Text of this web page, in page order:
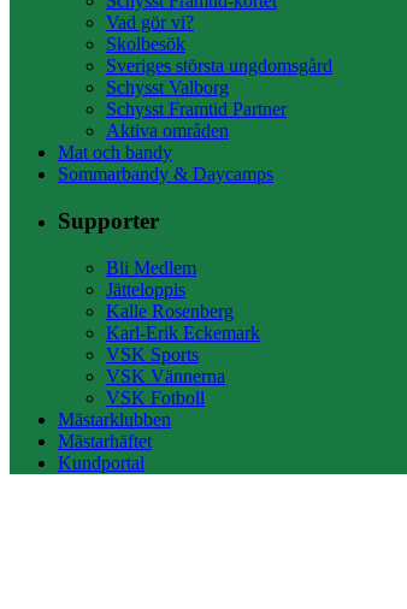
Vad gör vi?
Skolbesök
Sveriges största ungdomsgård
Schysst Valborg
Schysst Framtid Partner
Aktiva områden
Mat och bandy
Sommarbandy & Daycamps
Supporter
Bli Medlem
Jätteloppis
Kalle Rosenberg
Karl-Erik Eckemark
VSK Sports
VSK Vännerna
VSK Fotboll
Mästarklubben
Mästarhäftet
Kundportal